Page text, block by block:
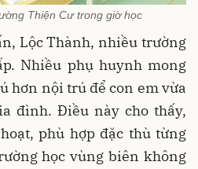
Thiện Cư trong giờ học
Lộc Thành, nhiều trường
Nhiều phụ huynh mong
hơn nội trú để con em vừa
đình. Điều này cho thấy,
phù hợp đặc thù từng
học vùng biên không